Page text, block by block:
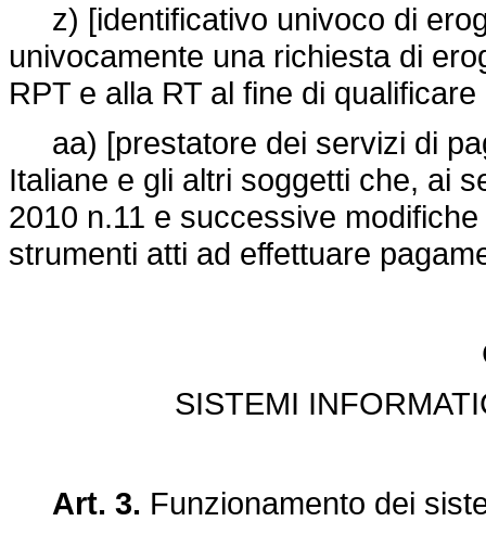
z) [identificativo univoco di
univocamente una richiesta di
RPT e alla RT al fine di
aa) [prestatore dei servizi di
Italiane e gli altri soggetti che, ai
2010 n.11 e successive
strumenti atti ad effettuare
SISTEMI
Art. 3. Funzionamento dei